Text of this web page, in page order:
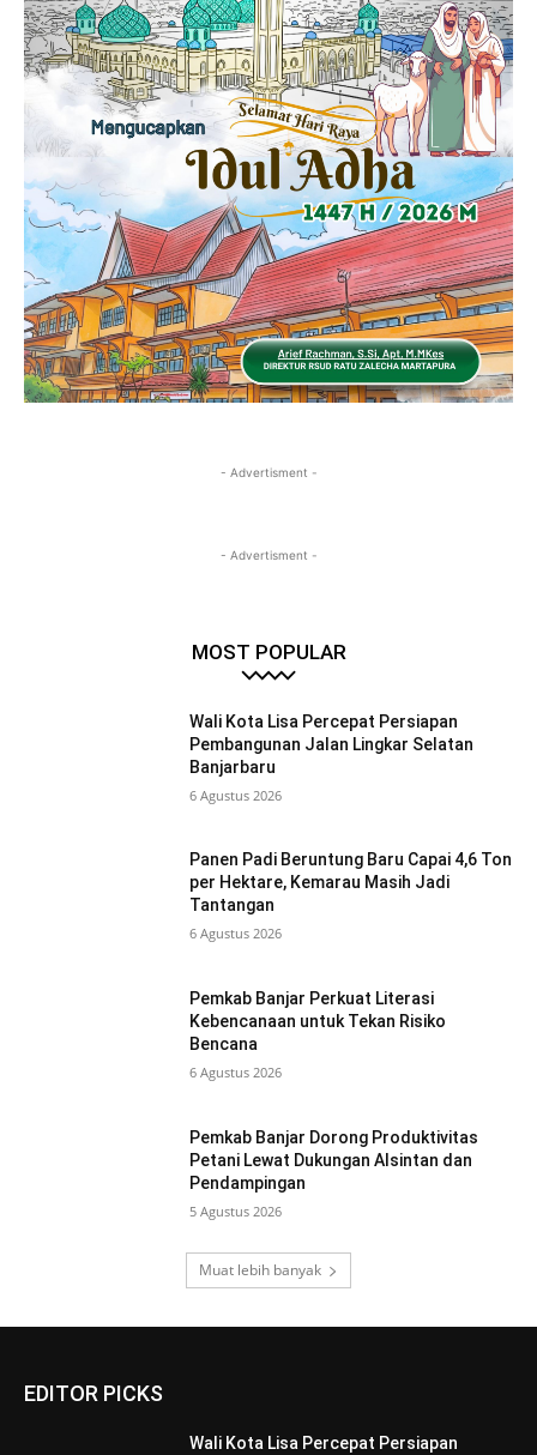
- Advertisment -
- Advertisment -
MOST POPULAR
Wali Kota Lisa Percepat Persiapan
Pembangunan Jalan Lingkar Selatan
Banjarbaru
6 Agustus 2026
Panen Padi Beruntung Baru Capai 4,6 Ton
per Hektare, Kemarau Masih Jadi
Tantangan
6 Agustus 2026
Pemkab Banjar Perkuat Literasi
Kebencanaan untuk Tekan Risiko
Bencana
6 Agustus 2026
Pemkab Banjar Dorong Produktivitas
Petani Lewat Dukungan Alsintan dan
Pendampingan
5 Agustus 2026
Muat lebih banyak
EDITOR PICKS
Wali Kota Lisa Percepat Persiapan